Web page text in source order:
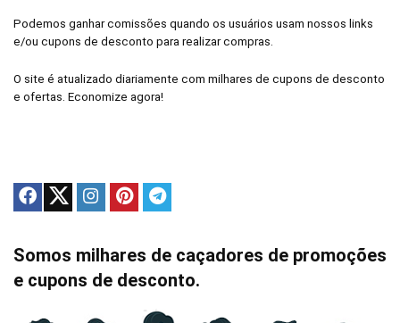
Podemos ganhar comissões quando os usuários usam nossos links
e/ou cupons de desconto para realizar compras.
O site é atualizado diariamente com milhares de cupons de desconto
e ofertas. Economize agora!
Somos milhares de caçadores de promoções
e cupons de desconto.